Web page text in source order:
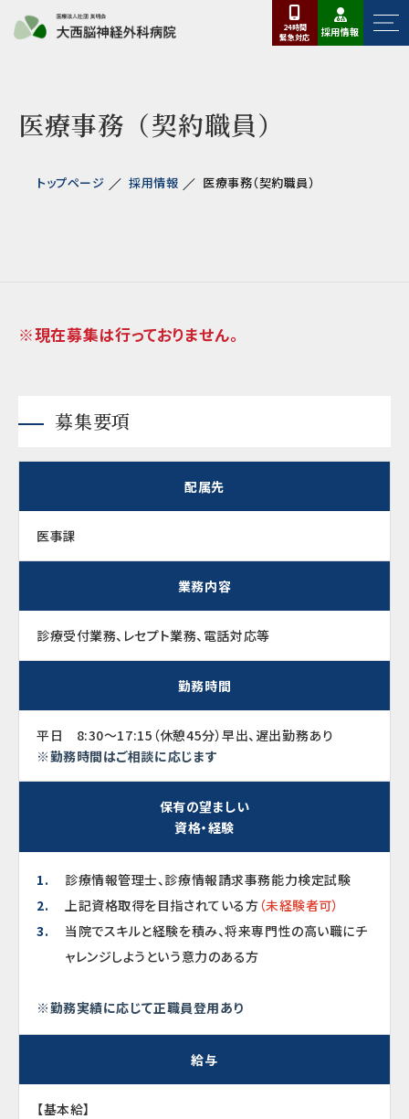
24時間
緊急対応 採用情報
医療事務（契約職員）
トップページ 採用情報 医療事務（契約職員）
※現在募集は行っておりません。
募集要項
配属先
医事課
業務内容
診療受付業務、レセプト業務、電話対応等
勤務時間
平日 8:30～17:15（休憩45分）早出、遅出勤務あり
※勤務時間はご相談に応じます
保有の望ましい
資格・経験
診療情報管理士、診療情報請求事務能力検定試験
上記資格取得を目指されている方（未経験者可）
当院でスキルと経験を積み、将来専門性の高い職にチ
ャレンジしようという意力のある方
※勤務実績に応じて正職員登用あり
給与
【基本給】